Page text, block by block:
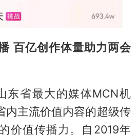
百亿创作体量助力两会
东省最大的媒体MCN机
内主流价值内容的超级传
价值传播力。自2019年